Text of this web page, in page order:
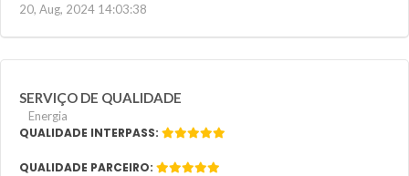
20, Aug, 2024 14:03:38
SERVIÇO DE QUALIDADE
Energia
QUALIDADE INTERPASS:
QUALIDADE PARCEIRO: